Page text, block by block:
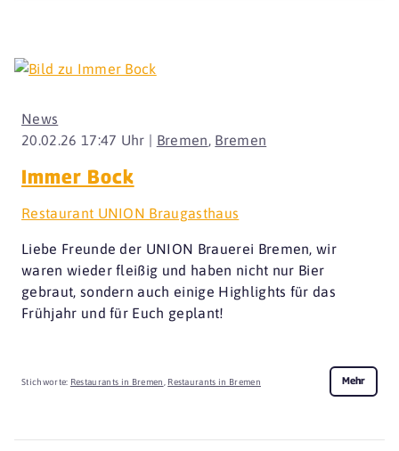
20.02.26 17:47 Uhr | Bremen, Bremen
News
Immer Bock
Restaurant UNION Braugasthaus
Liebe Freunde der UNION Brauerei Bremen, wir
waren wieder fleißig und haben nicht nur Bier
gebraut, sondern auch einige Highlights für das
Frühjahr und für Euch geplant!
Stichworte: Restaurants in Bremen Restaurants in Bremen Mehr